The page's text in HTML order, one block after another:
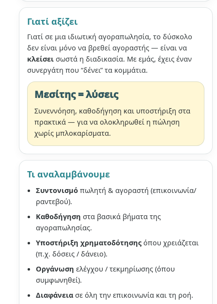
Γιατί αξίζει
Γιατί σε μια ιδιωτική αγοραπωλησία, το δύσκολο
δεν είναι μόνο να βρεθεί αγοραστής — είναι να
κλείσει σωστά η διαδικασία. Με εμάς, έχεις έναν
συνεργάτη που “δένει” τα κομμάτια.
Μεσίτης = λύσεις
Συνεννόηση, καθοδήγηση και υποστήριξη στα
πρακτικά — για να ολοκληρωθεί η πώληση
χωρίς μπλοκαρίσματα.
Τι αναλαμβάνουμε
Συντονισμό πωλητή & αγοραστή (επικοινωνία/
ραντεβού).
Καθοδήγηση στα βασικά βήματα της
αγοραπωλησίας.
Υποστήριξη χρηματοδότησης όπου χρειάζεται
(π.χ. δόσεις / δάνειο).
Οργάνωση ελέγχου / τεκμηρίωσης (όπου
συμφωνηθεί).
Διαφάνεια σε όλη την επικοινωνία και τη ροή.